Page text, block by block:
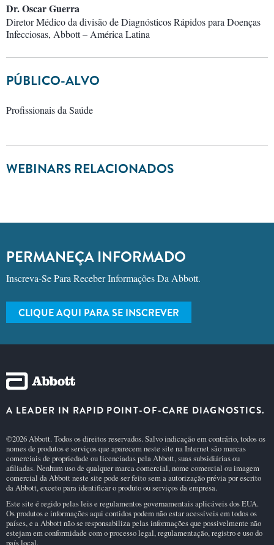
Dr. Oscar Guerra
Diretor Médico da divisão de Diagnósticos Rápidos para Doenças
Infecciosas, Abbott – América Latina
PÚBLICO-ALVO
Profissionais da Saúde
WEBINARS RELACIONADOS
PERMANEÇA INFORMADO
Inscreva-Se Para Receber Informações Da Abbott.
CLIQUE AQUI PARA SE INSCREVER
A LEADER IN RAPID POINT-OF-CARE DIAGNOSTICS.
©2026 Abbott. Todos os direitos reservados. Salvo indicação em contrário, todos os
nomes de produtos e serviços que aparecem neste site na Internet são marcas
comerciais de propriedade ou licenciadas pela Abbott, suas subsidiárias ou
afiliadas. Nenhum uso de qualquer marca comercial, nome comercial ou imagem
comercial da Abbott neste site pode ser feito sem a autorização prévia por escrito
da Abbott, exceto para identificar o produto ou serviços da empresa.
Este site é regido pelas leis e regulamentos governamentais aplicáveis dos EUA.
Os produtos e informações aqui contidos podem não estar acessíveis em todos os
países, e a Abbott não se responsabiliza pelas informações que possivelmente não
estejam em conformidade com o processo legal, regulamentação, registro e uso do
país local.